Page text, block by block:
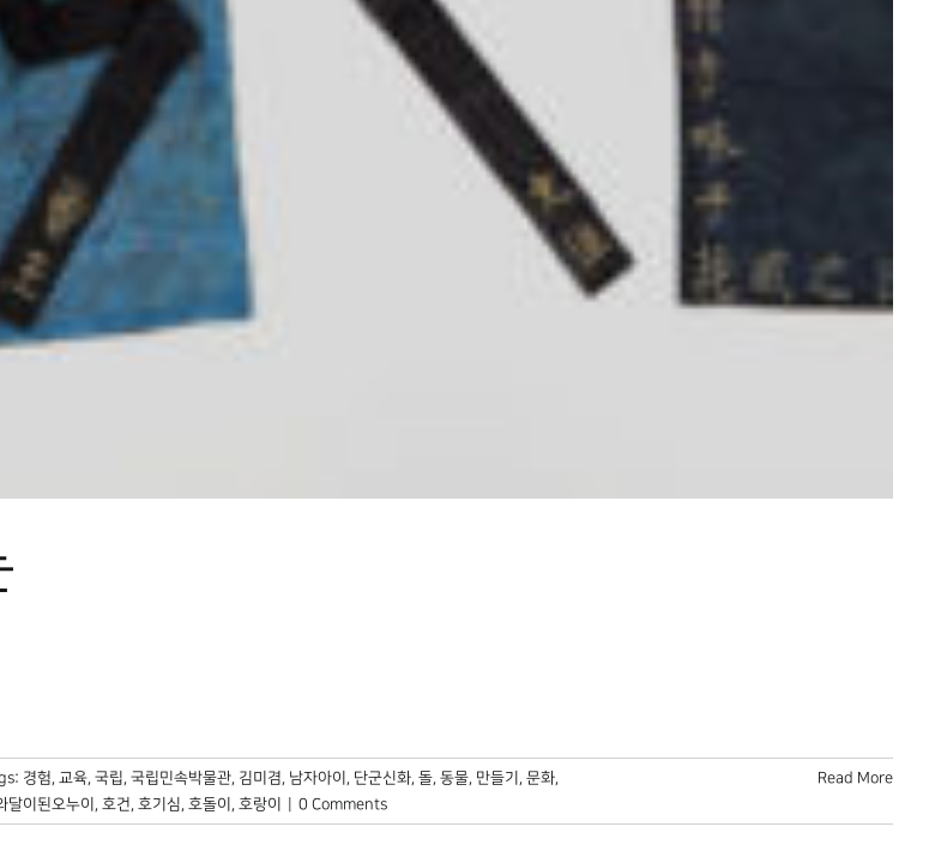
경험 교육 국립 국립민속박물관 김미겸 남자아이 단군신화 돌 동물 만들기 문화
달이된오누이 호건 호기심 호돌이 호랑이 0 Comments
Read More